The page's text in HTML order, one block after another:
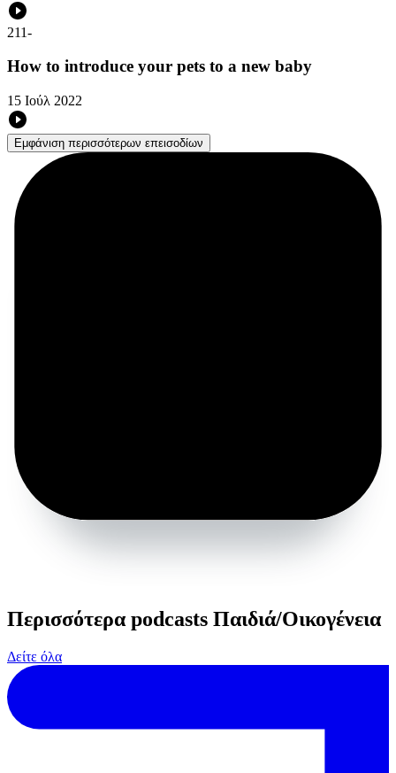
211-
How to introduce your pets to a new baby
15 Ιούλ 2022
Εμφάνιση περισσότερων επεισοδίων
Περισσότερα podcasts Παιδιά/Οικογένεια
Δείτε όλα